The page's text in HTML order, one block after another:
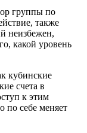
группы по
также
неизбежен,
какой уровень
кубинские
счета в
к этим
по себе меняет